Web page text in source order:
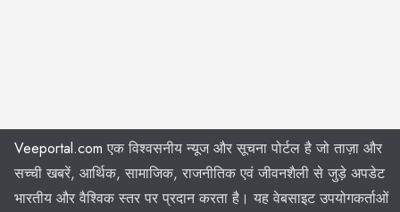
Veeportal.com एक विश्वसनीय न्यूज और सूचना पोर्टल है जो ताज़ा और
सच्ची खबरें, आर्थिक, सामाजिक, राजनीतिक एवं जीवनशैली से जुड़े अपडेट
भारतीय और वैश्विक स्तर पर प्रदान करता है। यह वेबसाइट उपयोगकर्ताओं